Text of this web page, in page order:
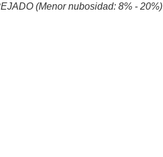
(Menor nubosidad: 8% - 20%)